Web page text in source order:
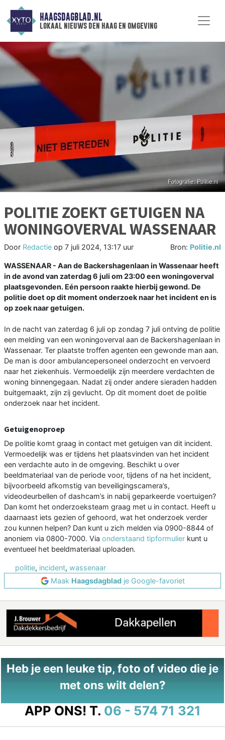
HAAGSDAGBLAD.NL
lokaal nieuws den haag en omgeving
POLITIE ZOEKT GETUIGEN NA
WONINGOVERVAL WASSENAAR
Door Redactie op 7 juli 2024, 13:17 uur Bron: Politie.nl
WASSENAAR - Aan de Backershagenlaan in Wassenaar heeft
in de avond van zaterdag 6 juli om 23:00 een woningoverval
plaatsgevonden. Eén persoon raakte hierbij gewond. De
politie doet op dit moment onderzoek naar het incident en is
op zoek naar getuigen.
In de nacht van zaterdag 6 juli op zondag 7 juli ontving de politie
een melding van een woningoverval aan de Backershagenlaan in
Wassenaar. Ter plaatste troffen agenten een gewonde man aan.
De man is door ambulancepersoneel onderzocht en vervoerd
naar het ziekenhuis. Vermoedelijk zijn meerdere verdachten de
woning binnengegaan. Nadat zij onder andere sieraden hadden
buitgemaakt, zijn zij gevlucht. Op dit moment doet de politie
onderzoek naar het incident.
Getuigenoproep
De politie komt graag in contact met getuigen van dit incident.
Vermoedelijk was er tijdens het plaatsvinden van het incident
een verdachte auto in de omgeving. Beschikt u over
beeldmateriaal van de periode voor, tijdens of na het incident,
bijvoorbeeld afkomstig van beveiligingscamera’s,
videodeurbellen of dashcam’s in nabij geparkeerde voertuigen?
Dan komt het onderzoeksteam graag met u in contact. Heeft u
daarnaast iets gezien of gehoord, wat het onderzoek verder
zou kunnen helpen? Dan kunt u zich melden via 0900-8844 of
anoniem via 0800-7000. Via onderstaand tipformulier kunt u
eventueel het beeldmateriaal uploaden.
politie, incident, wassenaar
Maak Haagsdagbladje Google-favoriet
Heb je een leuke tip, foto of video die je
met ons wilt delen?
APP ONS! T. 06 - 574 71 321